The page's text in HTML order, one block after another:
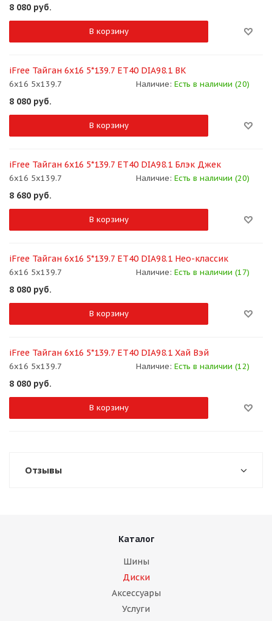
8 080 руб.
В корзину
iFree Тайган 6x16 5*139.7 ET40 DIA98.1 BK
6x16 5x139.7 Наличие: Есть в наличии (20)
8 080 руб.
В корзину
iFree Тайган 6x16 5*139.7 ET40 DIA98.1 Блэк Джек
6x16 5x139.7 Наличие: Есть в наличии (20)
8 680 руб.
В корзину
iFree Тайган 6x16 5*139.7 ET40 DIA98.1 Нео-классик
6x16 5x139.7 Наличие: Есть в наличии (17)
8 080 руб.
В корзину
iFree Тайган 6x16 5*139.7 ET40 DIA98.1 Хай Вэй
6x16 5x139.7 Наличие: Есть в наличии (12)
8 080 руб.
В корзину
Отзывы
Каталог
Шины
Диски
Аксессуары
Услуги